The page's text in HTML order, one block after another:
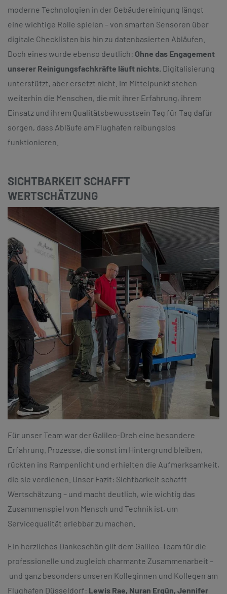
moderne Technologien in der Gebäudereinigung längst
eine wichtige Rolle spielen – von smarten Sensoren über
digitale Checklisten bis hin zu datenbasierten Abläufen.
Doch eines wurde ebenso deutlich: Ohne das Engagement
unserer Reinigungsfachkräfte läuft nichts. Digitalisierung
unterstützt, aber ersetzt nicht. Im Mittelpunkt stehen
weiterhin die Menschen, die mit ihrer Erfahrung, ihrem
Einsatz und ihrem Qualitätsbewusstsein Tag für Tag dafür
sorgen, dass Abläufe am Flughafen reibungslos
funktionieren.
SICHTBARKEIT SCHAFFT
WERTSCHÄTZUNG
Für unser Team war der Galileo-Dreh eine besondere
Erfahrung. Prozesse, die sonst im Hintergrund bleiben,
rückten ins Rampenlicht und erhielten die Aufmerksamkeit,
die sie verdienen. Unser Fazit: Sichtbarkeit schafft
Wertschätzung – und macht deutlich, wie wichtig das
Zusammenspiel von Mensch und Technik ist, um
Servicequalität erlebbar zu machen.
Ein herzliches Dankeschön gilt dem Galileo-Team für die
professionelle und zugleich charmante Zusammenarbeit –
und ganz besonders unseren Kolleginnen und Kollegen am
Flughafen Düsseldorf: Lewis Rae, Nuran Ergün, Jennifer